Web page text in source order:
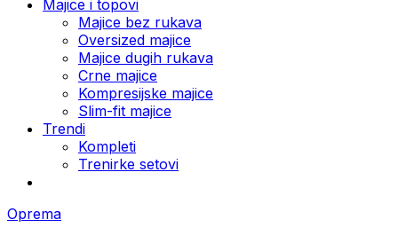
Majice i topovi
Majice bez rukava
Oversized majice
Majice dugih rukava
Crne majice
Kompresijske majice
Slim-fit majice
Trendi
Kompleti
Trenirke setovi
Oprema